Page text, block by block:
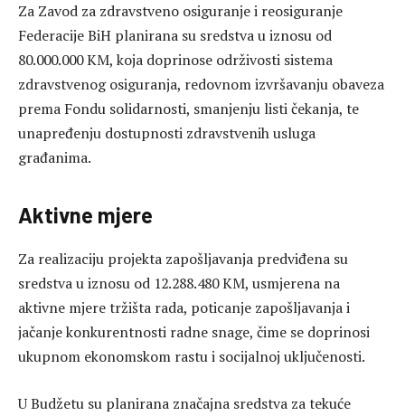
Za Zavod za zdravstveno osiguranje i reosiguranje
Federacije BiH planirana su sredstva u iznosu od
80.000.000 KM, koja doprinose održivosti sistema
zdravstvenog osiguranja, redovnom izvršavanju obaveza
prema Fondu solidarnosti, smanjenju listi čekanja, te
unapređenju dostupnosti zdravstvenih usluga
građanima.
Aktivne mjere
Za realizaciju projekta zapošljavanja predviđena su
sredstva u iznosu od 12.288.480 KM, usmjerena na
aktivne mjere tržišta rada, poticanje zapošljavanja i
jačanje konkurentnosti radne snage, čime se doprinosi
ukupnom ekonomskom rastu i socijalnoj uključenosti.
U Budžetu su planirana značajna sredstva za tekuće